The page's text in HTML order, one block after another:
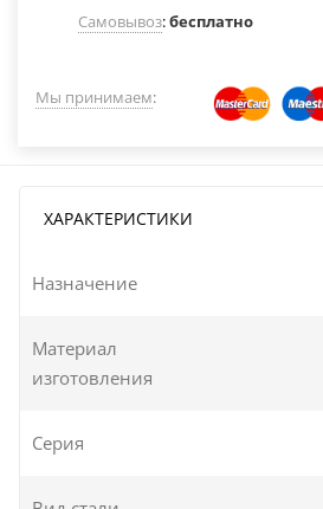
Самовывоз:бесплатно
Мы принимаем:
ХАРАКТЕРИСТИКИ
Назначение
Материал
изготовления
Серия